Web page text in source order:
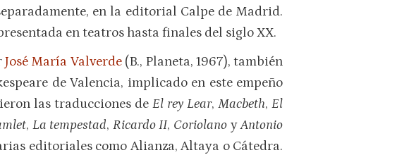
en la editorial Calpe de Madrid.
en teatros hasta finales del siglo XX.
José María Valverde(B., Planeta, 1967), también
de Valencia, implicado en este empeño
las traducciones deEl rey Lear,Macbeth,El
, La tempestad, Ricardo II, Coriolano yAntonio
editoriales como Alianza, Altaya o Cátedra.